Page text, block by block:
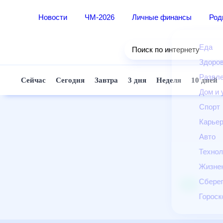
Новости ЧМ-2026 Личные финансы
Еда
Дом
Спорт
Авто
Поиск по интернету
Сейчас Сегодня Завтра 3 дня Неделя 10